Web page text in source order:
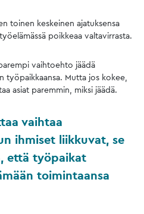
toinen keskeinen ajatuksensa
poikkeaa valtavirrasta.
vaihtoehto jäädä
työpaikkaansa. Mutta jos kokee,
asiat paremmin, miksi jäädä.
vaihtaa
ihmiset liikkuvat, se
että työpaikat
toimintaansa